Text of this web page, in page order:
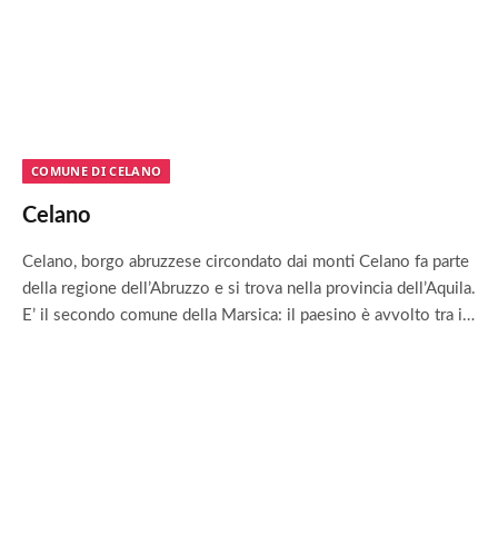
COMUNE DI CELANO
Celano
Celano, borgo abruzzese circondato dai monti Celano fa parte
della regione dell’Abruzzo e si trova nella provincia dell’Aquila.
E’ il secondo comune della Marsica: il paesino è avvolto tra i…